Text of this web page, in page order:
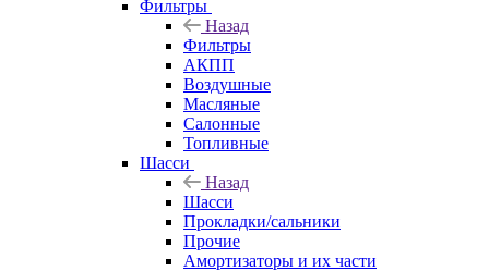
Фильтры
Назад
Фильтры
АКПП
Воздушные
Масляные
Салонные
Топливные
Шасси
Назад
Шасси
Прокладки/сальники
Прочие
Амортизаторы и их части